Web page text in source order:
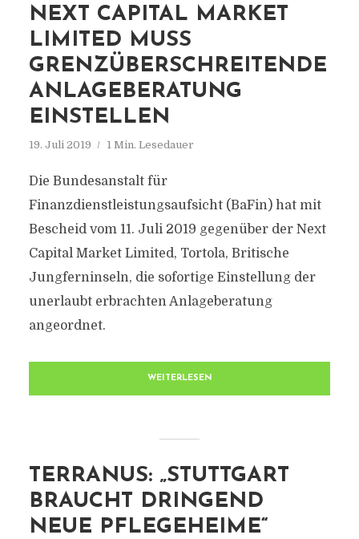
NEXT CAPITAL MARKET
LIMITED MUSS
GRENZÜBERSCHREITENDE
ANLAGEBERATUNG
EINSTELLEN
19. Juli 2019 1 Min. Lesedauer
Die Bundesanstalt für
Finanzdienstleistungsaufsicht (BaFin) hat mit
Bescheid vom 11. Juli 2019 gegenüber der Next
Capital Market Limited, Tortola, Britische
Jungferninseln, die sofortige Einstellung der
unerlaubt erbrachten Anlageberatung
angeordnet.
WEITERLESEN
TERRANUS: „STUTTGART
BRAUCHT DRINGEND
NEUE PFLEGEHEIME“